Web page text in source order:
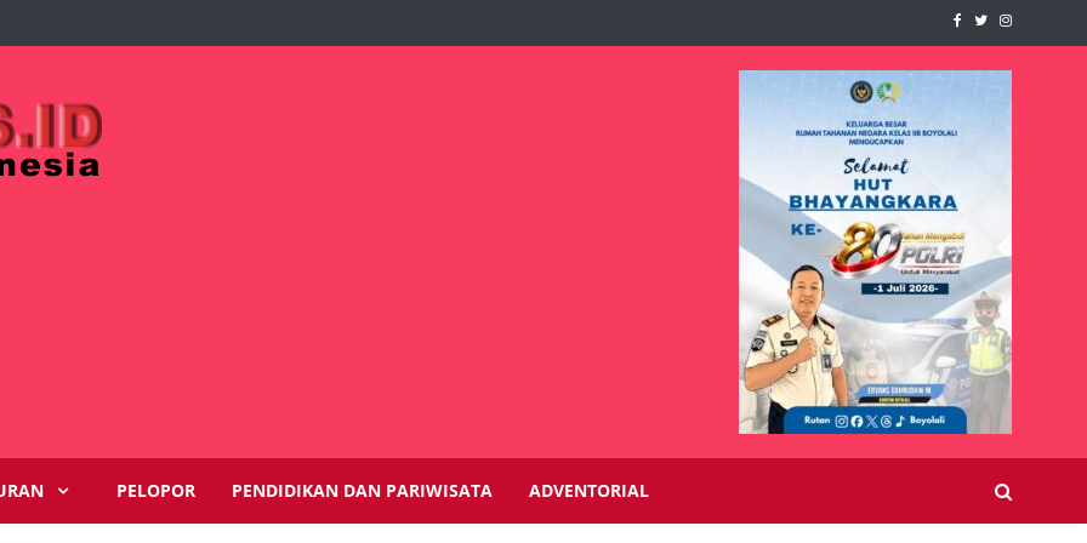
PELOPOR PENDIDIKAN DAN PARIWISATA ADVENTORIAL